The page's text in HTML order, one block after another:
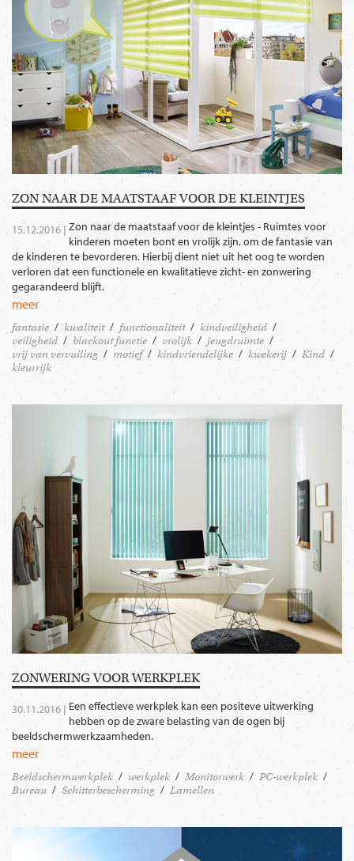
ZON NAAR DE MAATSTAAF VOOR DE KLEINTJES
15.12.2016 | Zon naar de maatstaaf voor de kleintjes - Ruimtes voor
kinderen moeten bont en vrolijk zijn, om de fantasie van
de kinderen te bevorderen. Hierbij dient niet uit het oog te worden
verloren dat een functionele en kwalitatieve zicht- en zonwering
gegarandeerd blijft.
meer
fantasie kwaliteit functionaliteit
kindveiligheid
veiligheid
blackout functie vrolijk
jeugdruimte
vrij van vervuiling
motief kindvriendelijke kwekerij
Kind
kleurrijk
ZONWERING VOOR WERKPLEK
30.11.2016 | Een effectieve werkplek kan een positeve uitwerking
hebben op de zware belasting van de ogen bij
beeldschermwerkzaamheden.
meer
Beeldschermwerkplek werkplek Monitorwerk
PC-werkplek
Bureau
Schitterbescherming Lamellen